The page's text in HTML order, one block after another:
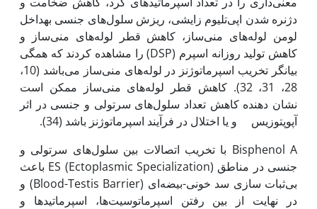
دژنره شدن اپی‌تلیوم زایشی، ریزش سلول‌های جنسی به‏داخل
لومن لوله‌های منی‌ساز، کاهش قطر لوله‌های منی‌ساز و
کاهش تولید روزانه اسپرم (DSP) را مشاهده کردند که همگی
بیانگر تخریب اسپرماتوژنز در لوله‌های منی‌ساز می‌باشد (10،
28، 31، 32). کاهش قطر لوله‌های منی‌ساز ممکن است
نشان دهنده کاهش تعداد سلول‌های سرتولی و جنسی در اثر
آپوپتوزیس و یا اختلال در فرآیند اسپرماتوژنز باشد (34).
Bisphenol A با تخریب اتصالات بین سلول‌های سرتولی و
جنسی در مناطق ES (Ectoplasmic Specialization) باعث
بی‌ثبات سازی سد خونی-بیضه‌ای (Blood-Testis Barrier) و
در نهایت از بین رفتن اسپرماتوسیت‌ها، اسپرماتیدها و